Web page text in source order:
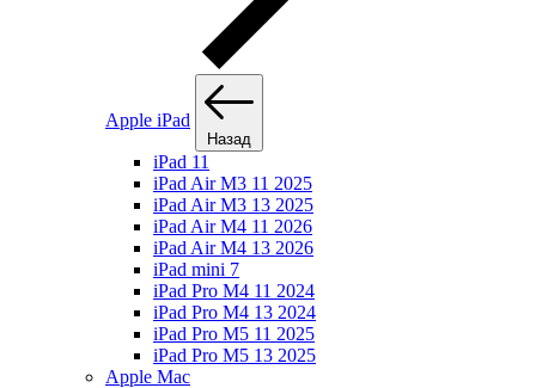
Apple iPad
Назад
iPad 11
iPad Air M3 11 2025
iPad Air M3 13 2025
iPad Air M4 11 2026
iPad Air M4 13 2026
iPad mini 7
iPad Pro M4 11 2024
iPad Pro M4 13 2024
iPad Pro M5 11 2025
iPad Pro M5 13 2025
Apple Mac